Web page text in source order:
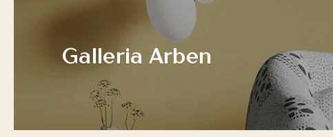
Galleria Arben